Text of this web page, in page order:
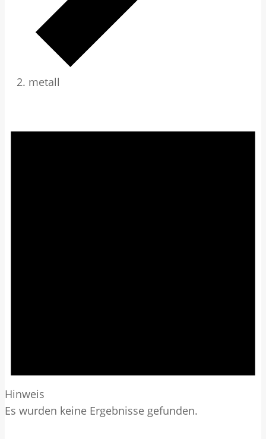
metall
Hinweis
Es wurden keine Ergebnisse gefunden.